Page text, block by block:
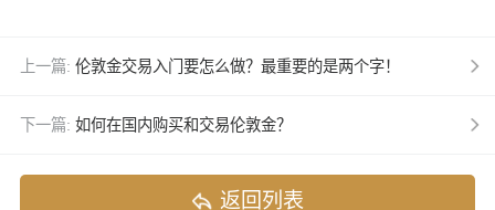
上一篇: 伦敦金交易入门要怎么做？最重要的是两个字！
下一篇: 如何在国内购买和交易伦敦金？
返回列表